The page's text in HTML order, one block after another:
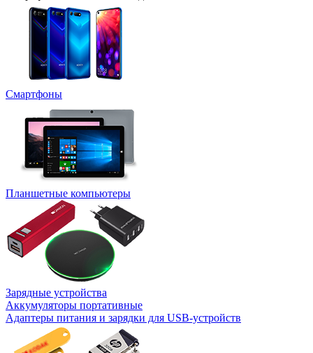
Смартфоны
Планшетные компьютеры
Зарядные устройства
Аккумуляторы портативные
Адаптеры питания и зарядки для USB-устройств